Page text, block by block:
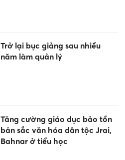
Trở lại bục giảng sau nhiều
năm làm quản lý
Tăng cường giáo dục bảo tồn
bản sắc văn hóa dân tộc Jrai,
Bahnar ở tiểu học